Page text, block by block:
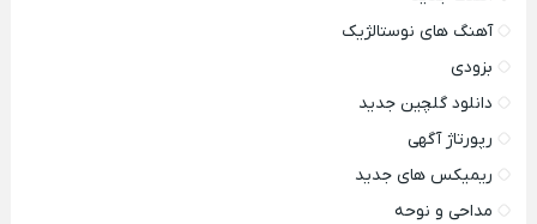
آهنگ های نوستالژیک
بزودی
دانلود گلچین جدید
رپورتاژ آگهی
ریمیکس های جدید
مداحی و نوحه